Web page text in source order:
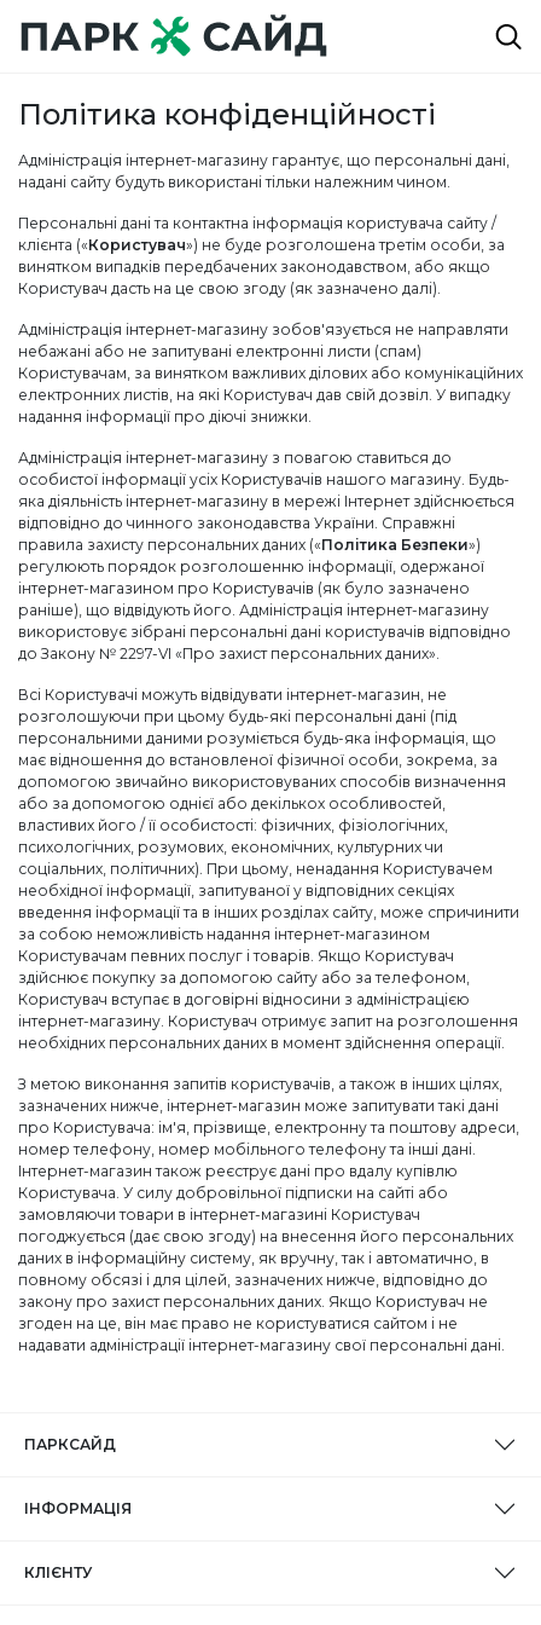
Політика конфіденційності
Адміністрація інтернет-магазину гарантує, що персональні дані,
надані сайту будуть використані тільки належним чином.
Персональні дані та контактна інформація користувача сайту /
клієнта («Користувач») не буде розголошена третім особи, за
винятком випадків передбачених законодавством, або якщо
Користувач дасть на це свою згоду (як зазначено далі).
Адміністрація інтернет-магазину зобов'язується не направляти
небажані або не запитувані електронні листи (спам)
Користувачам, за винятком важливих ділових або комунікаційних
електронних листів, на які Користувач дав свій дозвіл. У випадку
надання інформації про діючі знижки.
Адміністрація інтернет-магазину з повагою ставиться до
особистої інформації усіх Користувачів нашого магазину. Будь-
яка діяльність інтернет-магазину в мережі Інтернет здійснюється
відповідно до чинного законодавства України. Справжні
правила захисту персональних даних («Політика Безпеки»)
регулюють порядок розголошенню інформації, одержаної
інтернет-магазином про Користувачів (як було зазначено
раніше), що відвідують його. Адміністрація інтернет-магазину
використовує зібрані персональні дані користувачів відповідно
до Закону № 2297-VI «Про захист персональних даних».
Всі Користувачі можуть відвідувати інтернет-магазин, не
розголошуючи при цьому будь-які персональні дані (під
персональними даними розуміється будь-яка інформація, що
має відношення до встановленої фізичної особи, зокрема, за
допомогою звичайно використовуваних способів визначення
або за допомогою однієї або декількох особливостей,
властивих його / її особистості: фізичних, фізіологічних,
психологічних, розумових, економічних, культурних чи
соціальних, політичних). При цьому, ненадання Користувачем
необхідної інформації, запитуваної у відповідних секціях
введення інформації та в інших розділах сайту, може спричинити
за собою неможливість надання інтернет-магазином
Користувачам певних послуг і товарів. Якщо Користувач
здійснює покупку за допомогою сайту або за телефоном,
Користувач вступає в договірні відносини з адміністрацією
інтернет-магазину. Користувач отримує запит на розголошення
необхідних персональних даних в момент здійснення операції.
З метою виконання запитів користувачів, а також в інших цілях,
зазначених нижче, інтернет-магазин може запитувати такі дані
про Користувача: ім'я, прізвище, електронну та поштову адреси,
номер телефону, номер мобільного телефону та інші дані.
Інтернет-магазин також реєструє дані про вдалу купівлю
Користувача. У силу добровільної підписки на сайті або
замовляючи товари в інтернет-магазині Користувач
погоджується (дає свою згоду) на внесення його персональних
даних в інформаційну систему, як вручну, так і автоматично, в
повному обсязі і для цілей, зазначених нижче, відповідно до
закону про захист персональних даних. Якщо Користувач не
згоден на це, він має право не користуватися сайтом і не
надавати адміністрації інтернет-магазину свої персональні дані.
ПАРКСАЙД
ІНФОРМАЦІЯ
КЛІЄНТУ